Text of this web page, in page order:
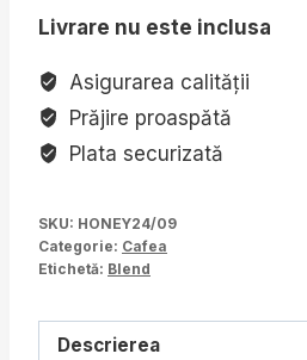
Livrare nu este inclusa
Asigurarea calității
Prăjire proaspătă
Plata securizată
SKU: HONEY24/09
Categorie: Cafea
Etichetă: Blend
Descrierea